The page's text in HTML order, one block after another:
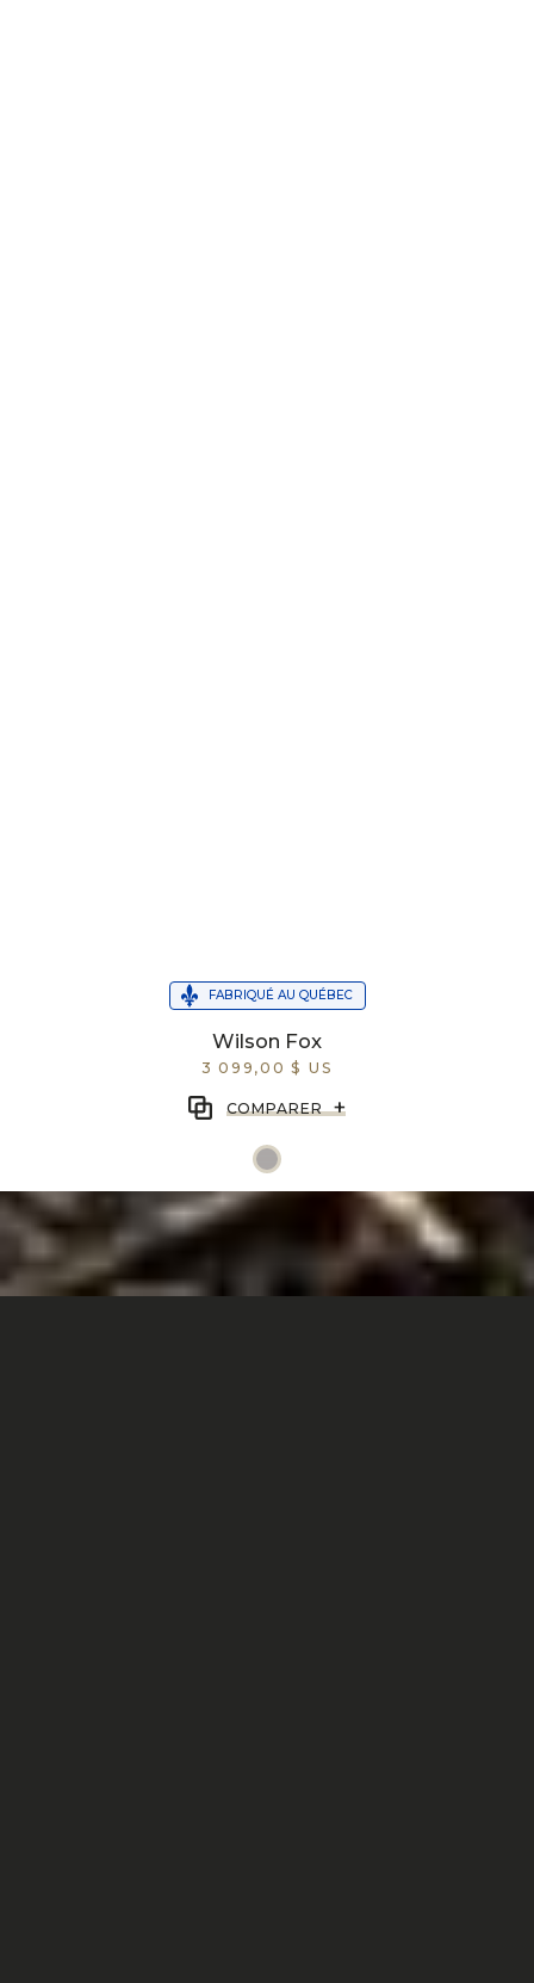
Wilson Fox
3 099,00 $ US
FABRIQUÉ AU QUÉBEC
COMPARER +